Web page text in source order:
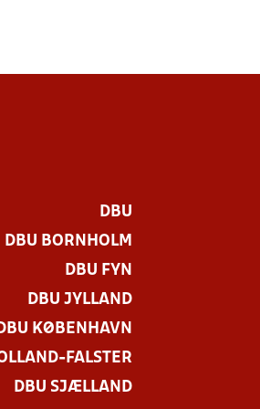
DBU
DBU BORNHOLM
DBU FYN
DBU JYLLAND
KØBENHAVN
FALSTER
DBU SJÆLLAND